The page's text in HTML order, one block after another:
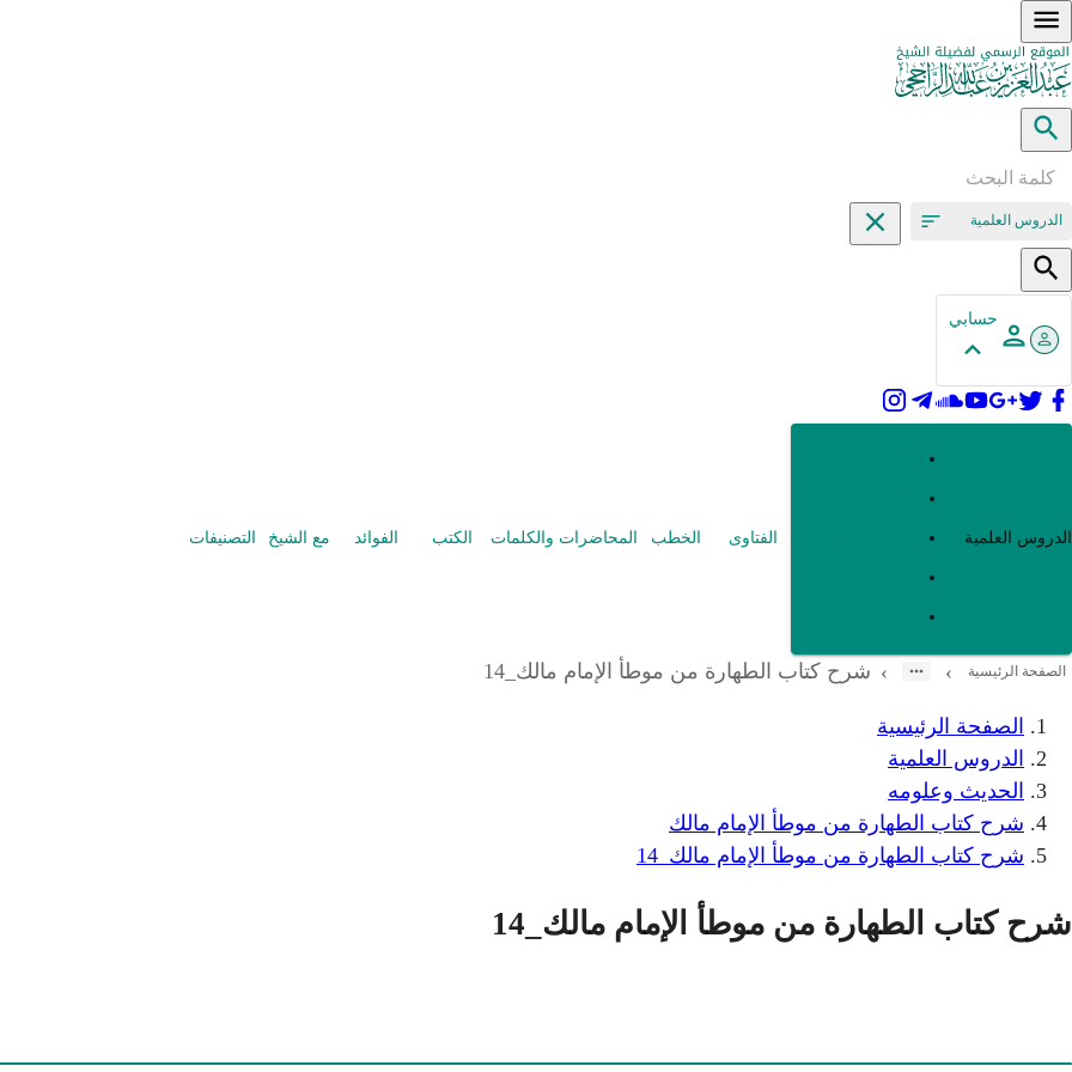
الدروس العلمية
حسابي
الدروس العلمية الفتاوى الخطب المحاضرات والكلمات الكتب الفوائد مع الشيخ التصنيفات
الصفحة الرئيسية ›
› شرح كتاب الطهارة من موطأ الإمام مالك_14
الصفحة الرئيسية
الدروس العلمية
الحديث وعلومه
شرح كتاب الطهارة من موطأ الإمام مالك
شرح كتاب الطهارة من موطأ الإمام مالك_14
شرح كتاب الطهارة من موطأ الإمام مالك_14